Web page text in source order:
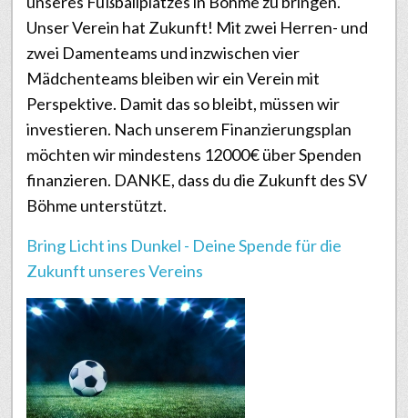
Unser Verein hat Zukunft! Mit zwei Herren- und
zwei Damenteams und inzwischen vier
Mädchenteams bleiben wir ein Verein mit
Perspektive. Damit das so bleibt, müssen wir
investieren. Nach unserem Finanzierungsplan
möchten wir mindestens 12000€ über Spenden
finanzieren. DANKE, dass du die Zukunft des SV
Böhme unterstützt.
Bring Licht ins Dunkel - Deine Spende für die
Zukunft unseres Vereins